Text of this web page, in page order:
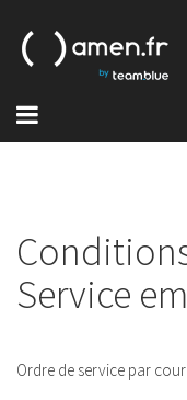
Service
Ordre de service par